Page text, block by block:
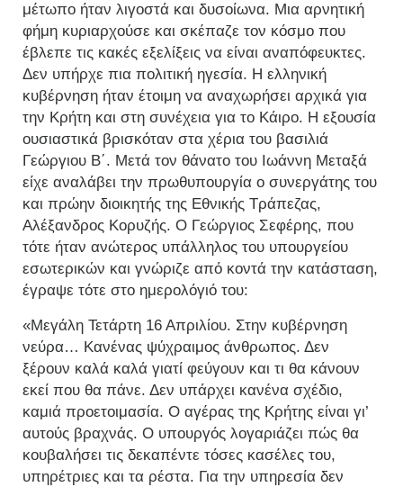
μέτωπο ήταν λιγοστά και δυσοίωνα. Μια αρνητική
φήμη κυριαρχούσε και σκέπαζε τον κόσμο που
έβλεπε τις κακές εξελίξεις να είναι αναπόφευκτες.
Δεν υπήρχε πια πολιτική ηγεσία. Η ελληνική
κυβέρνηση ήταν έτοιμη να αναχωρήσει αρχικά για
την Κρήτη και στη συνέχεια για το Κάιρο. Η εξουσία
ουσιαστικά βρισκόταν στα χέρια του βασιλιά
Γεώργιου Β΄. Μετά τον θάνατο του Ιωάννη Μεταξά
είχε αναλάβει την πρωθυπουργία ο συνεργάτης του
και πρώην διοικητής της Εθνικής Τράπεζας,
Αλέξανδρος Κορυζής. Ο Γεώργιος Σεφέρης, που
τότε ήταν ανώτερος υπάλληλος του υπουργείου
εσωτερικών και γνώριζε από κοντά την κατάσταση,
έγραψε τότε στο ημερολόγιό του:
«Μεγάλη Τετάρτη 16 Απριλίου. Στην κυβέρνηση
νεύρα… Κανένας ψύχραιμος άνθρωπος. Δεν
ξέρουν καλά καλά γιατί φεύγουν και τι θα κάνουν
εκεί που θα πάνε. Δεν υπάρχει κανένα σχέδιο,
καμιά προετοιμασία. Ο αγέρας της Κρήτης είναι γι’
αυτούς βραχνάς. Ο υπουργός λογαριάζει πώς θα
κουβαλήσει τις δεκαπέντε τόσες κασέλες του,
υπηρέτριες και τα ρέστα. Για την υπηρεσία δεν